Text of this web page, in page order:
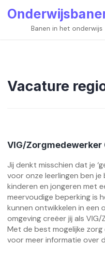
Banen in het onderwijs
Vacature
VIG/Zorgmedewerker
Jij denkt misschien dat je
voor onze leerlingen ben
kinderen en jongeren met
meervoudige beperking is
kunnen ontwikkelen in een
omgeving creëer jij als
Met de best mogelijke
voor meer informatie over